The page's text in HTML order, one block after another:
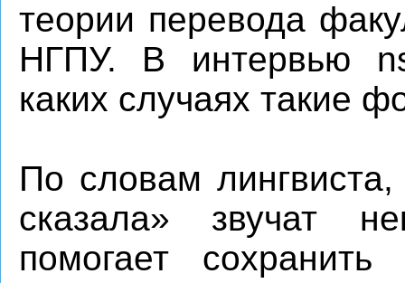
теории перевода
НГПУ. В интервью
каких случаях такие
По словам
сказала» звучат
помогает сохранить